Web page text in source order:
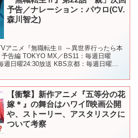
予告／ナレーション：パウロ(CV.
森川智之)
アニメ『無職転生Ⅱ ～異世界行ったら本
告編 TOKYO MX／BS11：毎週日曜
週日曜24:30放送 KBS京都：毎週日曜
【衝撃】新作アニメ『五等分の花
嫁＊』の舞台はハワイ⁉︎映画公開
や、ストーリー、アスタリスクに
ついて考察